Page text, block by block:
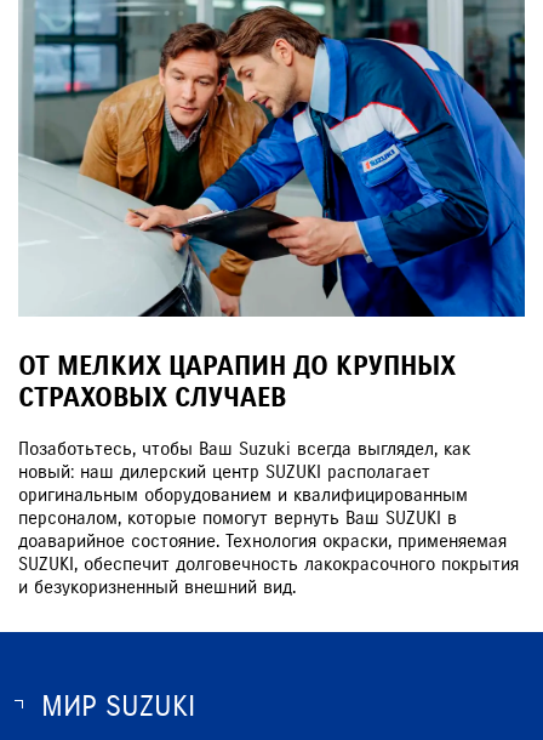
ОТ МЕЛКИХ ЦАРАПИН ДО КРУПНЫХ
СТРАХОВЫХ СЛУЧАЕВ
Позаботьтесь, чтобы Ваш Suzuki всегда выглядел, как
новый: наш дилерский центр SUZUKI располагает
оригинальным оборудованием и квалифицированным
персоналом, которые помогут вернуть Ваш SUZUKI в
доаварийное состояние. Технология окраски, применяемая
SUZUKI, обеспечит долговечность лакокрасочного покрытия
и безукоризненный внешний вид.
МИР SUZUKI